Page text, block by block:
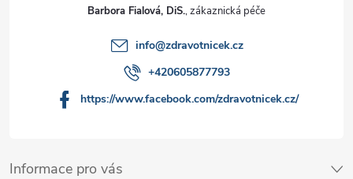
Informace pro vás
Barbora Fialová, DiS.
info@zdravotnicek.cz
+420605877793
https://www.facebook.com/zdravotnicek.cz/